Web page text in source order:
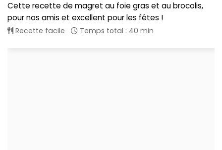
Cette recette de magret au foie gras et au brocolis,
pour nos amis et excellent pour les fêtes !
Recette facile Temps total : 40 min